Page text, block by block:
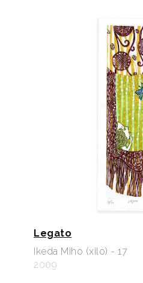
Legato
Ikeda Miho (xilo) - 17
2009